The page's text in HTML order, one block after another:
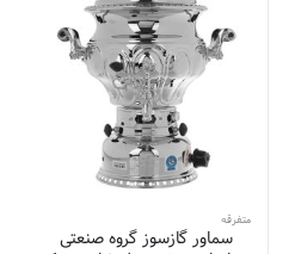
متفرقه
سماور گازسوز گروه صنعتی